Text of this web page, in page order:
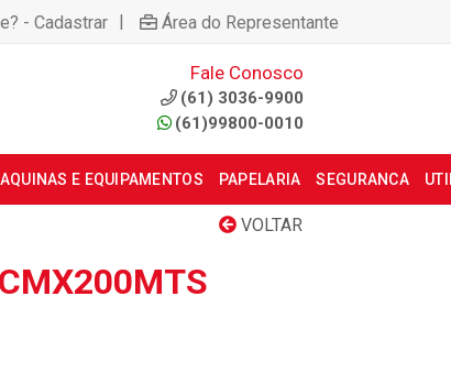
- Cadastrar | Área do Representante
Fale Conosco
(61) 3036-9900
(61)99800-0010
E EQUIPAMENTOS PAPELARIA SEGURANCA
VOLTAR